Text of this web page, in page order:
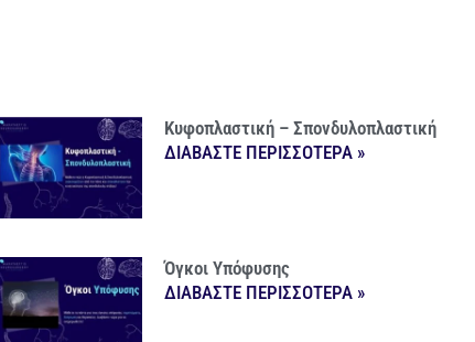
Κυφοπλαστική – Σπονδυλοπλαστική
ΔΙΑΒΑΣΤΕ ΠΕΡΙΣΣΟΤΕΡΑ »
Όγκοι Υπόφυσης
ΔΙΑΒΑΣΤΕ ΠΕΡΙΣΣΟΤΕΡΑ »